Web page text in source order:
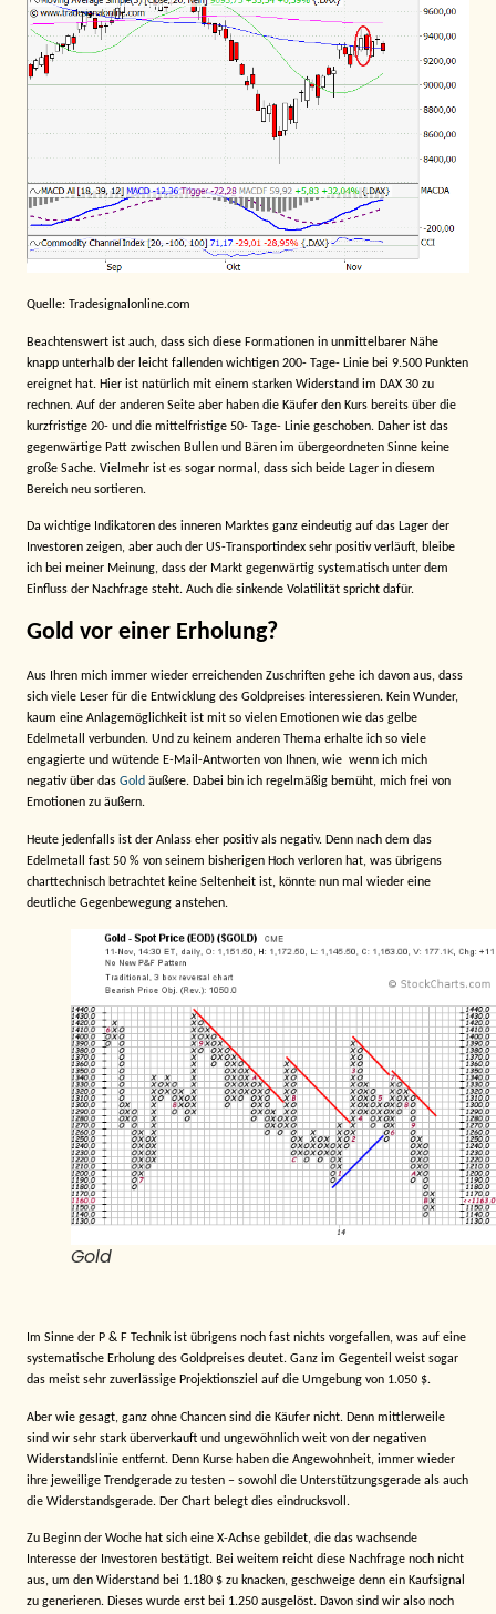
Quelle: Tradesignalonline.com
Beachtenswert ist auch, dass sich diese Formationen in unmittelbarer Nähe
knapp unterhalb der leicht fallenden wichtigen 200- Tage- Linie bei 9.500 Punkten
ereignet hat. Hier ist natürlich mit einem starken Widerstand im DAX 30 zu
rechnen. Auf der anderen Seite aber haben die Käufer den Kurs bereits über die
kurzfristige 20- und die mittelfristige 50- Tage- Linie geschoben. Daher ist das
gegenwärtige Patt zwischen Bullen und Bären im übergeordneten Sinne keine
große Sache. Vielmehr ist es sogar normal, dass sich beide Lager in diesem
Bereich neu sortieren.
Da wichtige Indikatoren des inneren Marktes ganz eindeutig auf das Lager der
Investoren zeigen, aber auch der US-Transportindex sehr positiv verläuft, bleibe
ich bei meiner Meinung, dass der Markt gegenwärtig systematisch unter dem
Einfluss der Nachfrage steht. Auch die sinkende Volatilität spricht dafür.
Gold vor einer Erholung?
Aus Ihren mich immer wieder erreichenden Zuschriften gehe ich davon aus, dass
sich viele Leser für die Entwicklung des Goldpreises interessieren. Kein Wunder,
kaum eine Anlagemöglichkeit ist mit so vielen Emotionen wie das gelbe
Edelmetall verbunden. Und zu keinem anderen Thema erhalte ich so viele
engagierte und wütende E-Mail-Antworten von Ihnen, wie wenn ich mich
negativ über das Gold äußere. Dabei bin ich regelmäßig bemüht, mich frei von
Emotionen zu äußern.
Heute jedenfalls ist der Anlass eher positiv als negativ. Denn nach dem das
Edelmetall fast 50 % von seinem bisherigen Hoch verloren hat, was übrigens
charttechnisch betrachtet keine Seltenheit ist, könnte nun mal wieder eine
deutliche Gegenbewegung anstehen.
Gold
Im Sinne der P & F Technik ist übrigens noch fast nichts vorgefallen, was auf eine
systematische Erholung des Goldpreises deutet. Ganz im Gegenteil weist sogar
das meist sehr zuverlässige Projektionsziel auf die Umgebung von 1.050 $.
Aber wie gesagt, ganz ohne Chancen sind die Käufer nicht. Denn mittlerweile
sind wir sehr stark überverkauft und ungewöhnlich weit von der negativen
Widerstandslinie entfernt. Denn Kurse haben die Angewohnheit, immer wieder
ihre jeweilige Trendgerade zu testen – sowohl die Unterstützungsgerade als auch
die Widerstandsgerade. Der Chart belegt dies eindrucksvoll.
Zu Beginn der Woche hat sich eine X-Achse gebildet, die das wachsende
Interesse der Investoren bestätigt. Bei weitem reicht diese Nachfrage noch nicht
aus, um den Widerstand bei 1.180 $ zu knacken, geschweige denn ein Kaufsignal
zu generieren. Dieses wurde erst bei 1.250 ausgelöst. Davon sind wir also noch